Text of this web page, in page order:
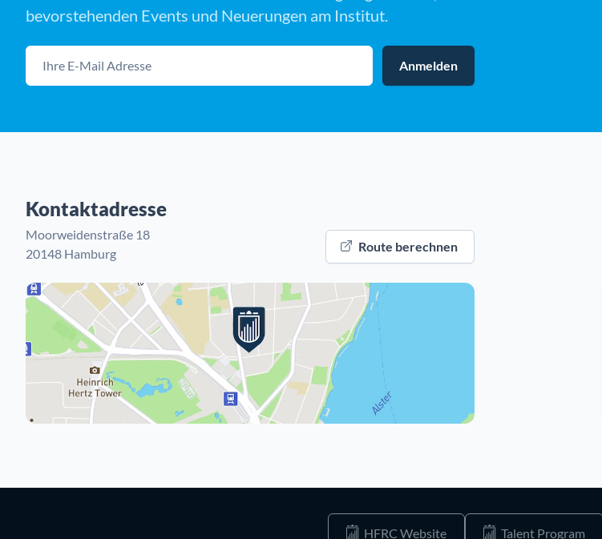
bevorstehenden Events und Neuerungen am Institut.
Ihre E-Mail Adresse
Anmelden
Kontaktadresse
Moorweidenstraße 18
20148 Hamburg
Route berechnen
HFRC Website Talent Program